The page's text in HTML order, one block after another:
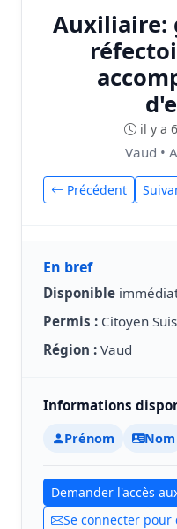
Auxiliaire:
il y a
Vaud •
Précédent
En bref
Disponible
Permis : Citoyen
Région : Vaud
Informations
Prénom Nom
Demander l'accès
Se connecter pour